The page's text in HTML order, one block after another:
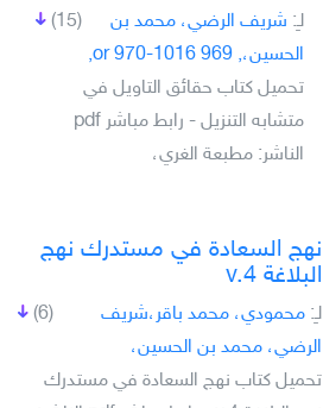
(15) لـِ: شريف الرضي، محمد بن
الحسين،, 969 or 970-1016,
تحميل كتاب حقائق التاويل في
متشابه التنزيل - رابط مباشر pdf
الناشر: مطبعة الغري،
نهج السعادة في مستدرك نهج
البلاغة v.4
(6) لـِ: محمودي، محمد باقر،شريف
الرضي، محمد بن الحسين،
تحميل كتاب نهج السعادة في مستدرك